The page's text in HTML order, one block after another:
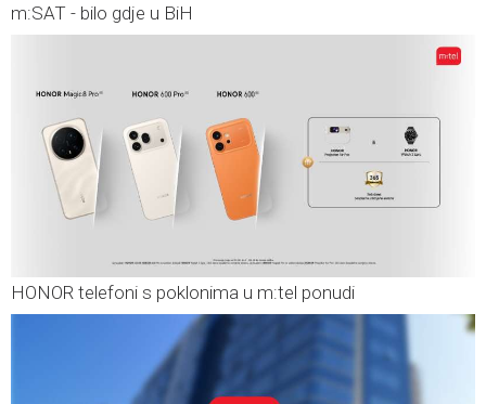
m:SAT - bilo gdje u BiH
HONOR telefoni s poklonima u m:tel ponudi